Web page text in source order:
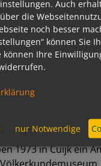
zur
Turm aus dem 15.
aus der Römerzeit
1973 in Cuijk ein
Auch
die
noch besser
können Sie
können Ihre
nur Notwendige